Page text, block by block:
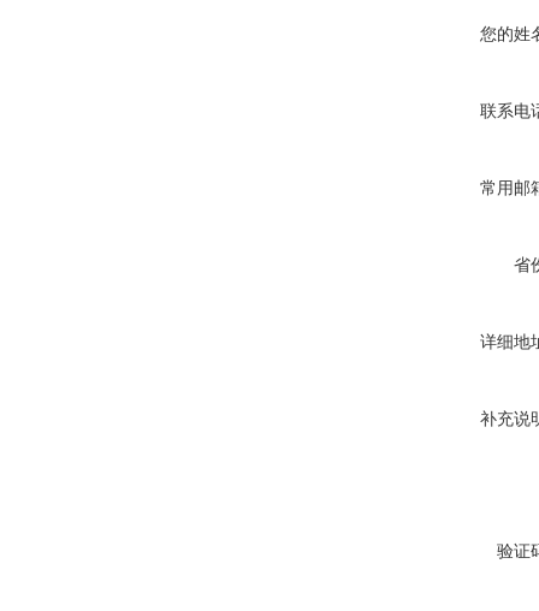
您的姓
联系电
常用邮
省
详细地
补充说
验证